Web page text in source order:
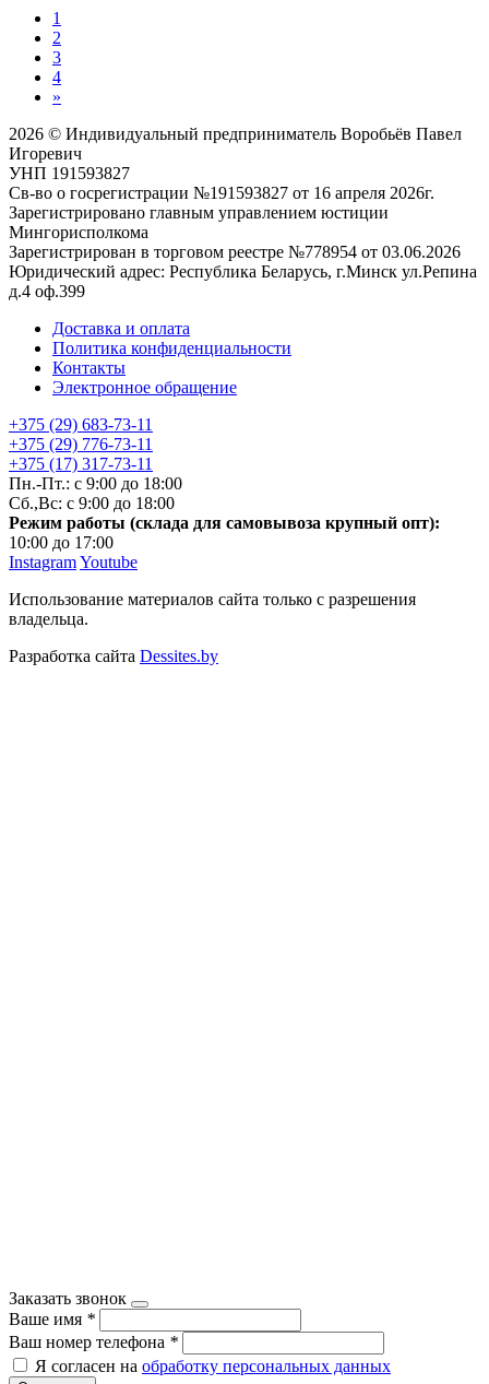
1
2
3
4
»
2026 © Индивидуальный предприниматель Воробьёв Павел
Игоревич
УНП 191593827
Св-во о госрегистрации №191593827 от 16 апреля 2026г.
Зарегистрировано главным управлением юстиции
Мингорисполкома
Зарегистрирован в торговом реестре №778954 от 03.06.2026
Юридический адрес: Республика Беларусь, г.Минск ул.Репина
д.4 оф.399
Доставка и оплата
Политика конфиденциальности
Контакты
Электронное обращение
+375 (29) 683-73-11
+375 (29) 776-73-11
+375 (17) 317-73-11
Пн.-Пт.: с 9:00 до 18:00
Сб.,Вс: с 9:00 до 18:00
Режим работы (склада для самовывоза крупный опт):
10:00 до 17:00
InstagramYoutube
Использование материалов сайта только с разрешения
владельца.
Разработка сайта Dessites.by
Заказать звонок
Ваше имя *
Ваш номер телефона *
Я согласен на обработку персональных данных